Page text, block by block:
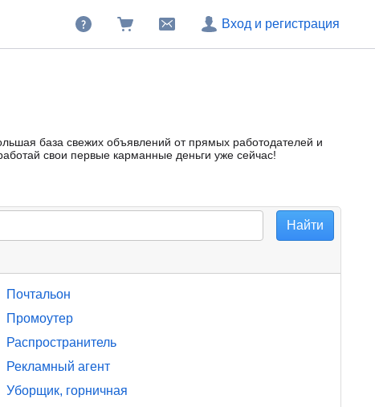
Вход и регистрация
база свежих объявлений от прямых работодателей и
свои первые карманные деньги уже сейчас!
Почтальон
Промоутер
Распространитель
Рекламный агент
Уборщик, горничная